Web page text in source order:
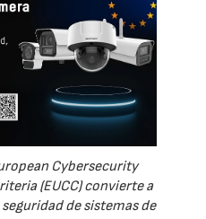
Cybersecurity
(EUCC) convierte a
de sistemas de